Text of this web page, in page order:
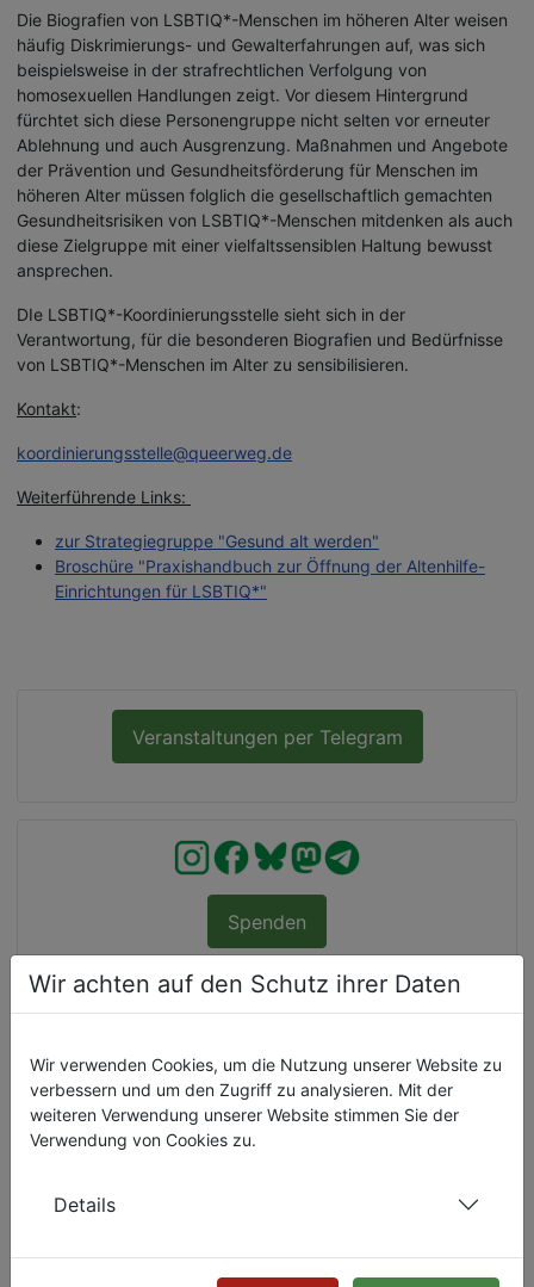
Die Biografien von LSBTIQ*-Menschen im höheren Alter weisen
häufig Diskrimierungs- und Gewalterfahrungen auf, was sich
beispielsweise in der strafrechtlichen Verfolgung von
homosexuellen Handlungen zeigt. Vor diesem Hintergrund
fürchtet sich diese Personengruppe nicht selten vor erneuter
Ablehnung und auch Ausgrenzung. Maßnahmen und Angebote
der Prävention und Gesundheitsförderung für Menschen im
höheren Alter müssen folglich die gesellschaftlich gemachten
Gesundheitsrisiken von LSBTIQ*-Menschen mitdenken als auch
diese Zielgruppe mit einer vielfaltssensiblen Haltung bewusst
ansprechen.
DIe LSBTIQ*-Koordinierungsstelle sieht sich in der
Verantwortung, für die besonderen Biografien und Bedürfnisse
von LSBTIQ*-Menschen im Alter zu sensibilisieren.
Kontakt:
koordinierungsstelle@queerweg.de
Weiterführende Links:
zur Strategiegruppe "Gesund alt werden"
Broschüre "Praxishandbuch zur Öffnung der Altenhilfe-
Einrichtungen für LSBTIQ*"
Veranstaltungen per Telegram
Spenden
Lebenslinien der Vielfalt
Wear it purple day
Queer und Alter
Queer-Jüdische Tage
Werkstatt für Queerfreundlichkeit (Jena)
Wir achten auf den Schutz ihrer Daten
Wir verwenden Cookies, um die Nutzung unserer Website zu
verbessern und um den Zugriff zu analysieren. Mit der
weiteren Verwendung unserer Website stimmen Sie der
Verwendung von Cookies zu.
Details